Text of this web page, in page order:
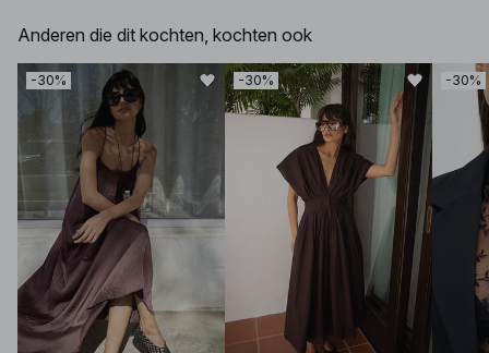
Anderen die dit kochten, kochten ook
-30% -30% -30%